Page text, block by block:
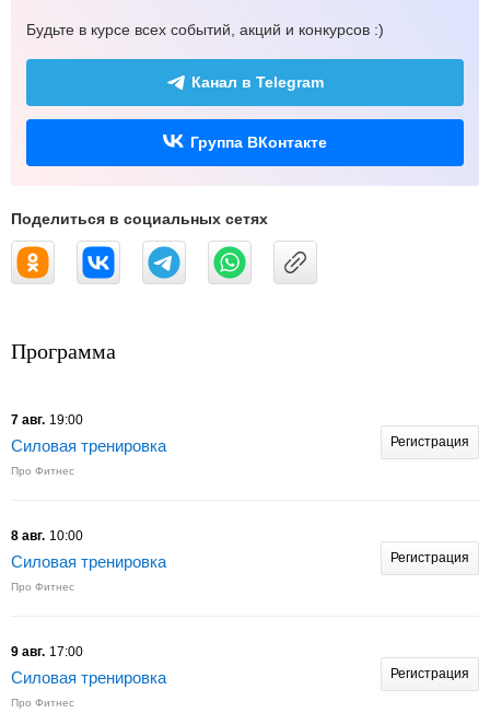
Будьте в курсе всех событий, акций и конкурсов :)
Канал в Telegram
Группа ВКонтакте
Поделиться в социальных сетях
Программа
7 авг. 19:00
Силовая тренировка
Про Фитнес
Регистрация
8 авг. 10:00
Силовая тренировка
Про Фитнес
Регистрация
9 авг. 17:00
Силовая тренировка
Про Фитнес
Регистрация